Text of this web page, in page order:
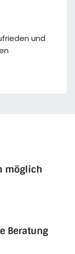
und
möglich
Beratung